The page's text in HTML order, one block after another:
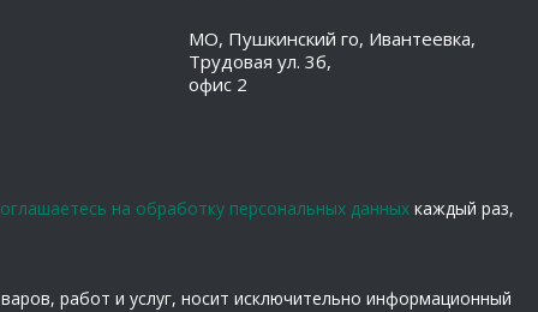
МО, Пушкинский го, Ивантеевка,
Трудовая ул. 3б,
офис 2
на обработку персональных данных каждый раз,
работ и услуг, носит исключительно информационный